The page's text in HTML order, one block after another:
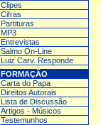
Clipes
Cifras
Partituras
MP3
Entrevistas
Salmo On-Line
Luiz Carv. Responde
FORMAÇÃO
Carta do Papa
Direitos Autorais
Lista de Discussão
Artigos - Músicos
Testemunhos